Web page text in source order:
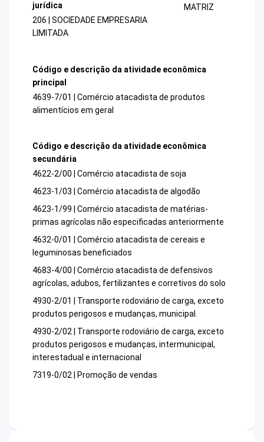
jurídica
206 | SOCIEDADE EMPRESARIA
LIMITADA
MATRIZ
Código e descrição da atividade econômica
principal
4639-7/01 | Comércio atacadista de produtos
alimentícios em geral
Código e descrição da atividade econômica
secundária
4622-2/00 | Comércio atacadista de soja
4623-1/03 | Comércio atacadista de algodão
4623-1/99 | Comércio atacadista de matérias-
primas agrícolas não especificadas anteriormente
4632-0/01 | Comércio atacadista de cereais e
leguminosas beneficiados
4683-4/00 | Comércio atacadista de defensivos
agrícolas, adubos, fertilizantes e corretivos do solo
4930-2/01 | Transporte rodoviário de carga, exceto
produtos perigosos e mudanças, municipal.
4930-2/02 | Transporte rodoviário de carga, exceto
produtos perigosos e mudanças, intermunicipal,
interestadual e internacional
7319-0/02 | Promoção de vendas